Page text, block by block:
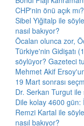
CHP'nin önü açık
Sibel Yiğitalp ile
nasıl bakıyor?
Öcalan olunca zor,
Türkiye'nin Gidişatı
söylüyor? Gazeteci
Mehmet Akif Ersoy'un
19 Mart sonrası
Dr. Serkan Turgut ile
Dile kolay 4600 gün:
Remzi Kartal ile
nasıl bakıyor?